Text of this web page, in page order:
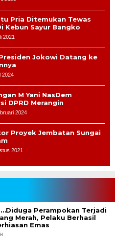
Pria Ditemukan Tewas
Kebun Sayur Bangko
2021
Jokowi Datang ke
2024
M Yani NasDem
DPRD Merangin
2024
Proyek Jembatan Sungai
2021
Perampokan Terjadi
Merah, Pelaku Berhasil
Emas